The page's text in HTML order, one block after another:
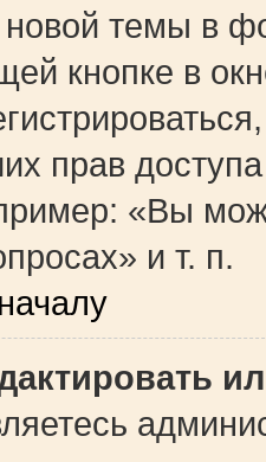
темы в
кнопке в
прав
«Вы
и т. п.